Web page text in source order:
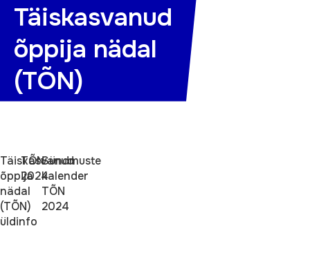
Täiskasvanud
õppija nädal
(TÕN)
Täiskasvanud
õppija
nädal
(TÕN)
üldinfo
TÕN
2024
Sündmuste
kalender
TÕN
2024